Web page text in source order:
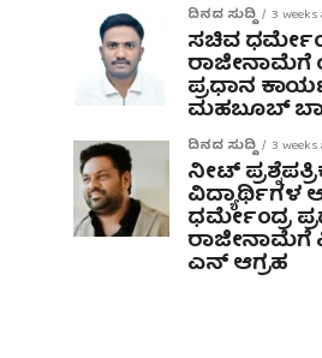
ದಿನದ ಸುದ್ದಿ 3 weeks
ಸಚಿವ
ರಾಜೀನಾಮೆಗೆ
ಪ್ರಧಾನ
ಮಹಬೂಬ್
ದಿನದ ಸುದ್ದಿ 3 weeks
ನೀಟ್
ವಿದ್ಯಾರ್ಥಿಗಳ
ಧರ್ಮೇಂದ್ರ
ಎನ್ ಆಗ್ರಹ